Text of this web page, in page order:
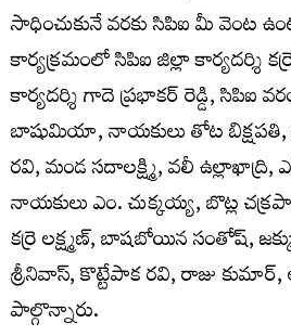
సాధించుకునే వరకు సిపిఐ మీ వెంట
కార్యక్రమంలో సిపిఐ జిల్లా కార్యదర్శి
కార్యదర్శి గాదె ప్రభాకర్ రెడ్డి, సిపిఐ
బాషుమియా, నాయకులు తోట బిక్షపతి,
రవి, మండ సదాలక్ష్మి, వలీ ఉల్లాఖాద్రి,
నాయకులు ఎం. చుక్కయ్య, బొట్ల
కర్రె లక్ష్మణ్, బాషబోయిన సంతోష్,
శ్రీనివాస్, కొట్టేపాక రవి, రాజు కుమార్,
పాల్గొన్నారు.